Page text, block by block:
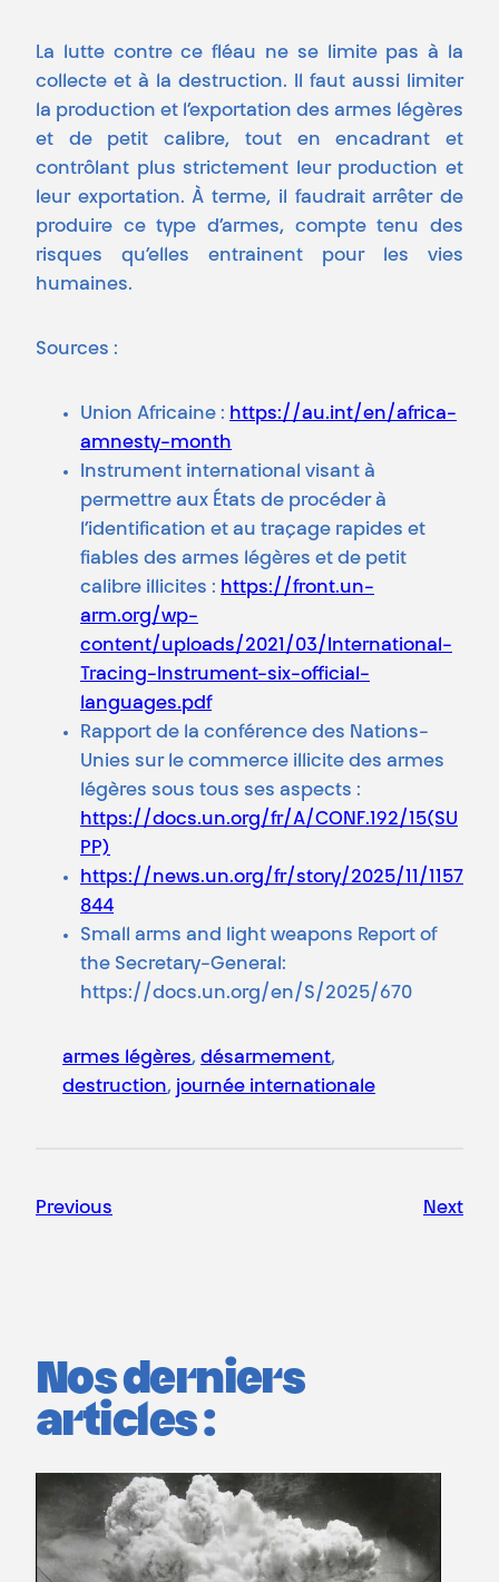
La lutte contre ce fléau ne se limite pas à la
collecte et à la destruction. Il faut aussi limiter
la production et l’exportation des armes légères
et de petit calibre, tout en encadrant et
contrôlant plus strictement leur production et
leur exportation. À terme, il faudrait arrêter de
produire ce type d’armes, compte tenu des
risques qu’elles entrainent pour les vies
humaines.
Sources :
Union Africaine : https://au.int/en/africa-
amnesty-month
Instrument international visant à
permettre aux États de procéder à
l’identification et au traçage rapides et
fiables des armes légères et de petit
calibre illicites : https://front.un-
arm.org/wp-
content/uploads/2021/03/International-
Tracing-Instrument-six-official-
languages.pdf
Rapport de la conférence des Nations-
Unies sur le commerce illicite des armes
légères sous tous ses aspects :
https://docs.un.org/fr/A/CONF.192/15(SU
PP)
https://news.un.org/fr/story/2025/11/1157
844
Small arms and light weapons Report of
the Secretary-General:
https://docs.un.org/en/S/2025/670
armes légères, désarmement
destruction, journée internationale
Previous Next
Nos derniers
articles :